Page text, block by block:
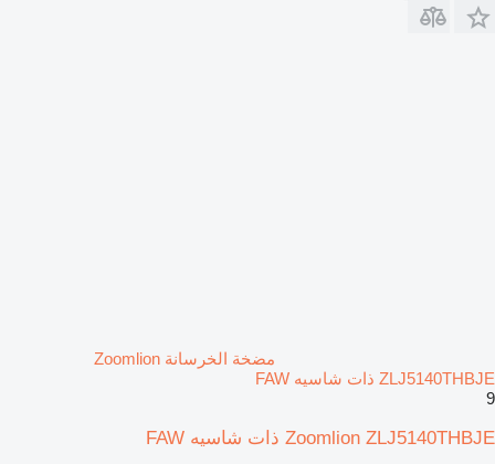
مضخة الخرسانة Zoomlion
ZLJ5140THBJE ذات شاسيه FAW
9
Zoomlion ZLJ5140THBJE ذات شاسيه FAW